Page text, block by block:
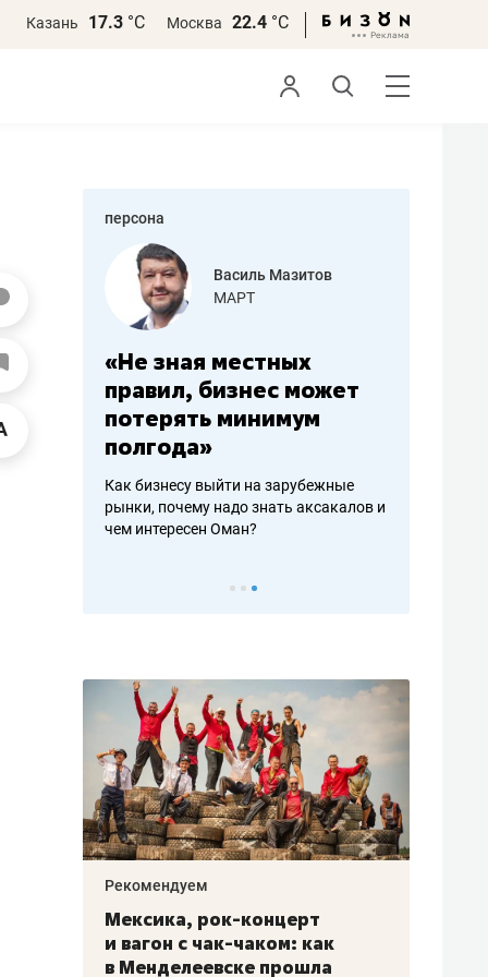
Казань 17.3 °С Москва 22.4 °С
персона
работа
Василь Мазитов
МАРТ
«Не зная местных
правил, бизнес может
потерять минимум
полгода»
Как бизнесу выйти на зарубежные
рынки, почему надо знать аксакалов и
чем интересен Оман?
Рекомендуем
Мексика, рок-концерт
и вагон с чак-чаком: как
в Менделеевске прошла